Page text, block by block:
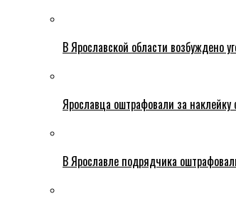
В Ярославской области возбуждено
Ярославца оштрафовали за наклейку
В Ярославле подрядчика